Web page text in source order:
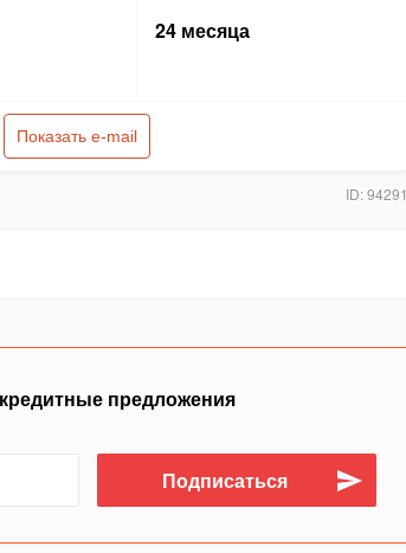
24 месяца
Показать e-mail
ID: 94291
предложения